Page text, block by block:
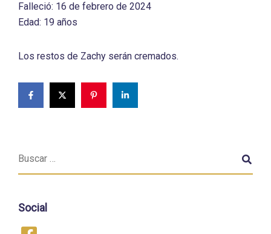
Falleció: 16 de febrero de 2024
Edad: 19 años
Los restos de Zachy serán cremados.
Social